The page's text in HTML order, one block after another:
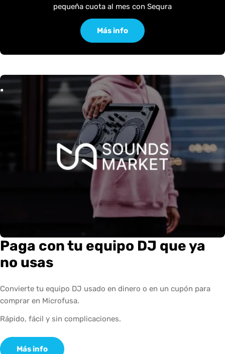
pequeña cuota al mes con Sequra
Más info
S
O
U
N
D
S
M
A
R
K
E
T
-
S
O
U
N
D
S
M
A
R
K
E
T
-
Paga con tu equipo DJ que ya
no usas
Convierte tu equipo DJ usado en dinero o en un cupón para
comprar en Microfusa.
Rápido, fácil y sin complicaciones.
Más info